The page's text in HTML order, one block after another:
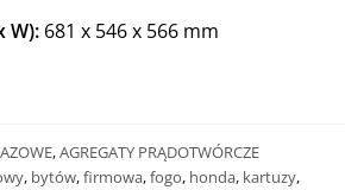
W): 681 x 546 x 566 mm
,AGREGATY PRĄDOTWÓRCZE
, bytów,firmowa,fogo, honda, kartuzy,